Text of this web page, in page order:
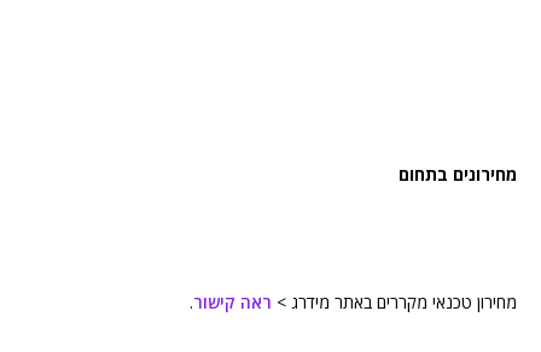
מחירונים בתחום
מחירון טכנאי מקררים באתר מידרג > ראה קישור.